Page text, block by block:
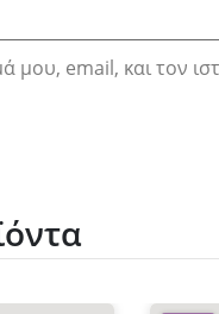
μου, email, και τον